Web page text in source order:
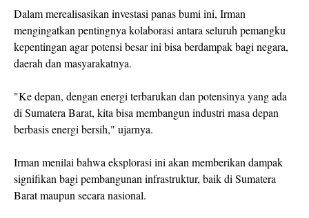
Dalam merealisasikan investasi panas bumi ini, Irman
mengingatkan pentingnya kolaborasi antara seluruh pemangku
kepentingan agar potensi besar ini bisa berdampak bagi negara,
daerah dan masyarakatnya.
"Ke depan, dengan energi terbarukan dan potensinya yang ada
di Sumatera Barat, kita bisa membangun industri masa depan
berbasis energi bersih," ujarnya.
Irman menilai bahwa eksplorasi ini akan memberikan dampak
signifikan bagi pembangunan infrastruktur, baik di Sumatera
Barat maupun secara nasional.